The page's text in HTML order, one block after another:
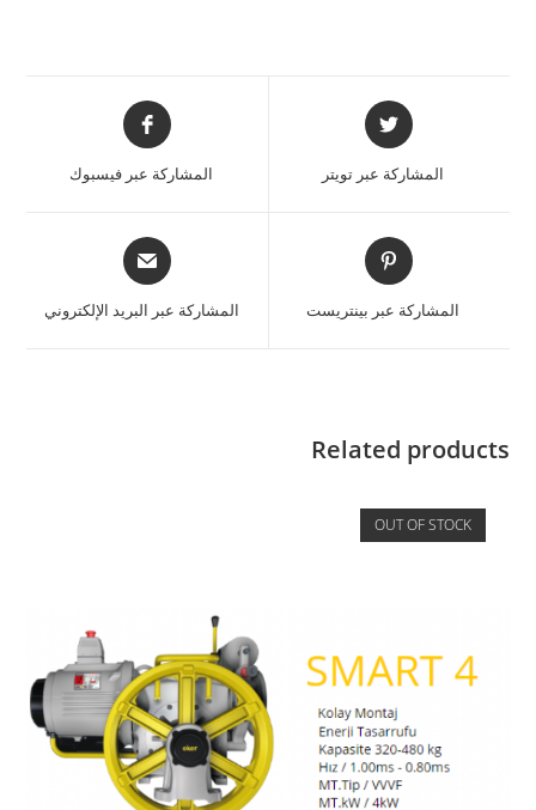
المشاركة عبر تويتر المشاركة عبر فيسبوك
المشاركة عبر بينتريست المشاركة عبر البريد الإلكتروني
Related products
OUT OF STOCK